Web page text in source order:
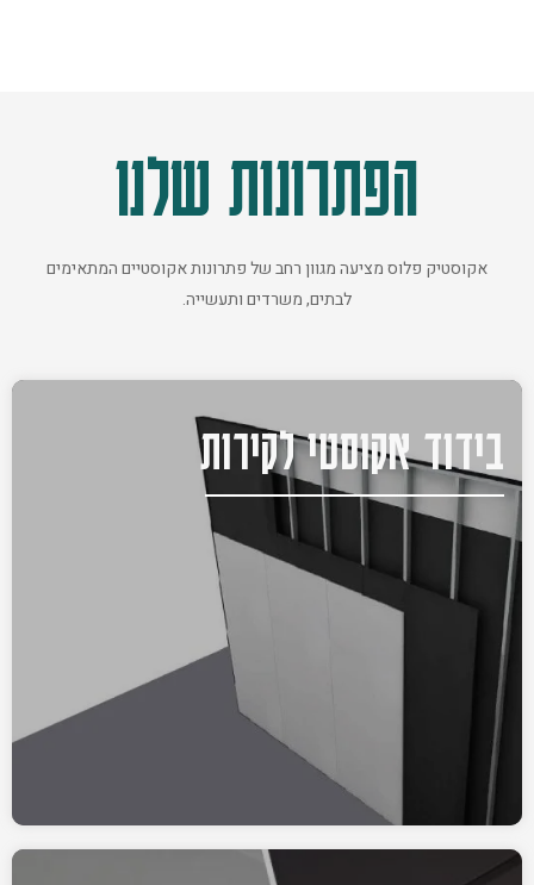
הפתרונות שלנו
אקוסטיק פלוס מציעה מגוון רחב של פתרונות אקוסטיים המתאימים
לבתים, משרדים ותעשייה.
בידוד אקוסטי לקירות